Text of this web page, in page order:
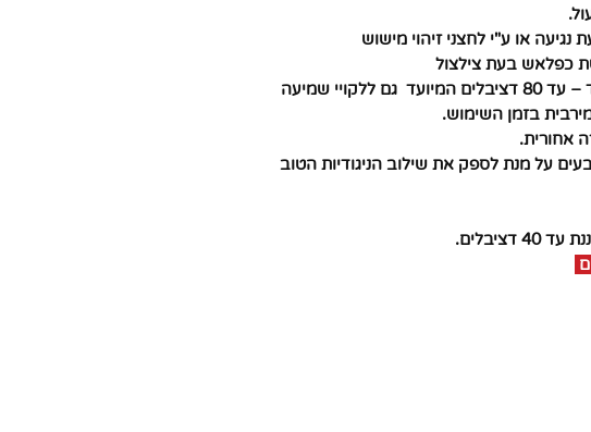
או ע"י לחצני זיהוי מישוש
כפלאש בעת צילצול
שמיעה
בזמן השימוש.
אחורית.
על מנת לספק את שילוב הניגודיות הטוב